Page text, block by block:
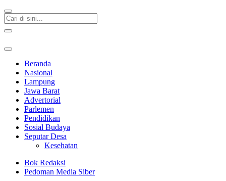
Beranda
Nasional
Lampung
Jawa Barat
Advertorial
Parlemen
Pendidikan
Sosial Budaya
Seputar Desa
Kesehatan
Bok Redaksi
Pedoman Media Siber